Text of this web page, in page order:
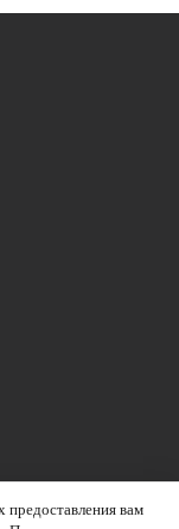
предоставления вам